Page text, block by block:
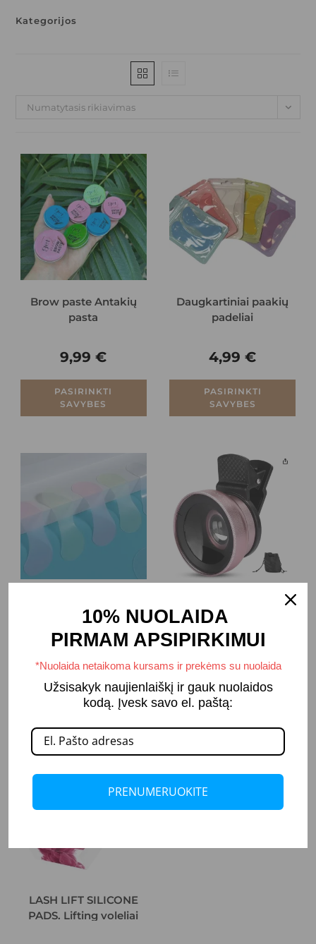
Kategorijos
Numatytasis rikiavimas
Brow paste Antakių
pasta
9,99€
PASIRINKTI
SAVYBES
Daugkartiniai paakių
padeliai
4,99€
PASIRINKTI
SAVYBES
silikoniniai padeliai
PASIRINKTI
SAVYBES
telefono kamerai
Į KREPŠELĮ
LASH LIFT SILICONE
PADS. Lifting voleliai
10% NUOLAIDA
PIRMAM APSIPIRKIMUI
*Nuolaida netaikoma kursams ir prekėms su nuolaida
Užsisakyk naujienlaiškį ir gauk nuolaidos
kodą. Įvesk savo el. paštą:
PRENUMERUOKITE